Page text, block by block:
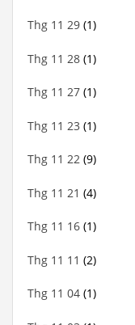
Thg 11 29 (1)
Thg 11 28 (1)
Thg 11 27 (1)
Thg 11 23 (1)
Thg 11 22 (9)
Thg 11 21 (4)
Thg 11 16 (1)
Thg 11 11 (2)
Thg 11 04 (1)